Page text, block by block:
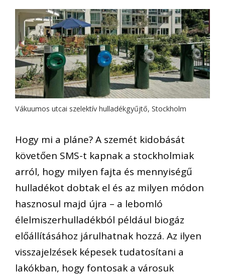
Vákuumos utcai szelektív hulladékgyűjtő, Stockholm
Hogy mi a pláne? A szemét kidobását
követően SMS-t kapnak a stockholmiak
arról, hogy milyen fajta és mennyiségű
hulladékot dobtak el és az milyen módon
hasznosul majd újra – a lebomló
élelmiszerhulladékból például biogáz
előállításához járulhatnak hozzá. Az ilyen
visszajelzések képesek tudatosítani a
lakókban, hogy fontosak a városuk